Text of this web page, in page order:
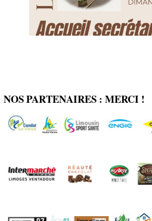
NOS PARTENAIRES : MERCI !